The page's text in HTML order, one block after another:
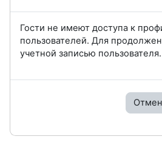
Гости не имеют доступа к
пользователей. Для
учетной записью пользователя.